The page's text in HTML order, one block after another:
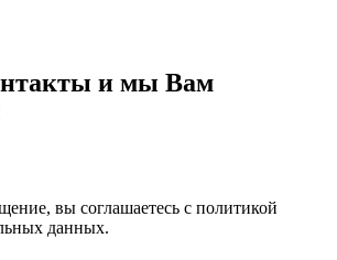
и мы Вам
вы соглашаетесь с политикой
данных.